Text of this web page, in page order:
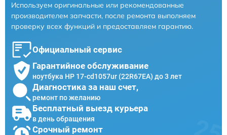
Используем оригинальные или рекомендованные
производителем запчасти, после ремонта выполняем
проверку всех функций и предоставляем гарантию.
Официальный сервис
Гарантийное обслуживание
ноутбука HP 17-cd1057ur (22R67EA) до 3 лет
Диагностика за наш счет,
ремонт по желанию
Бесплатный выезд курьера
в день обращения
Срочный ремонт